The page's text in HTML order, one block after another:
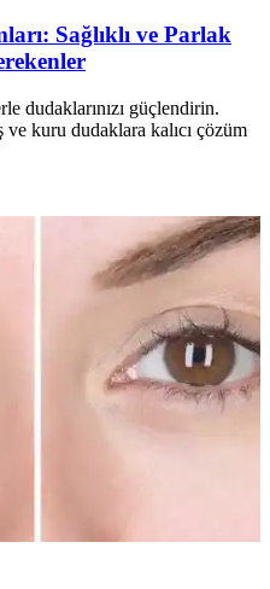
Sağlıklı ve Parlak
dudaklarınızı güçlendirin.
ve kuru dudaklara kalıcı çözüm